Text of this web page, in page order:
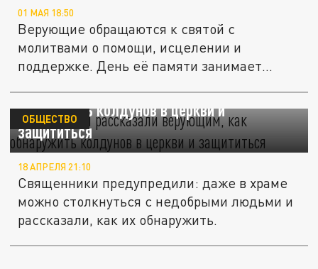
01 МАЯ 18:50
Верующие обращаются к святой с
молитвами о помощи, исцелении и
поддержке. День её памяти занимает
Священники рассказали верующим, как
обнаружить колдунов в церкви и
защититься
ОБЩЕСТВО
18 АПРЕЛЯ 21:10
Священники предупредили: даже в храме
можно столкнуться с недобрыми людьми и
рассказали, как их обнаружить.